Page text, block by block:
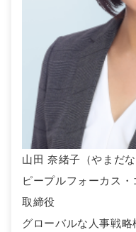
山田 奈緒子（やまだな
ピープルフォーカス
取締役
グローバルな人事戦